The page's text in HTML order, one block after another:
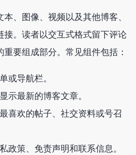
、图像、视频以及其他博客、
接。读者以交互式格式留下评论
要组成部分。常见组件包括：
或导航栏。
显示最新的博客文章。
喜欢的帖子、社交资料或号召
政策、免责声明和联系信息。